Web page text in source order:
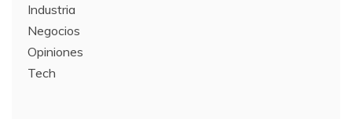
Industria
Negocios
Opiniones
Tech